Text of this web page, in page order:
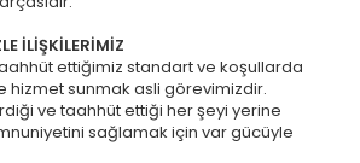
İLİŞKİLERİMİZ
ettiğimiz standart ve koşullarda
hizmet sunmak asli görevimizdir.
ve taahhüt ettiği her şeyi yerine
sağlamak için var gücüyle